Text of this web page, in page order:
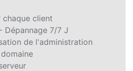
client
Dépannage 7/7 J
de l'administration